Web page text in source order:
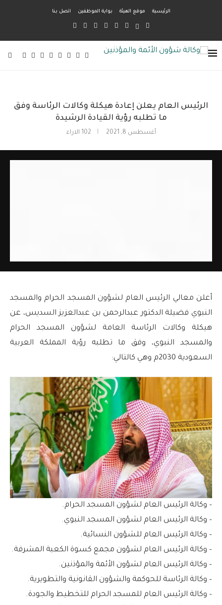
الرئيسية موقع الهيئة بواية الموظفين اتصل بنا
الرئيس العام يعلن إعادة هيكلة وكالات الرئاسة وفق
ما تطلبه رؤية القيادة الرشيدة
أغسطس 8, 2021 102 الاراء
أعلن معالي الرئيس العام لشؤون المسجد الحرام والمسجد
النبوي فضيلة الدكتور عبدالرحمن بن عبدالعزيز السديس، عن
هيكلة وكالات الرئاسة العامة لشؤون المسجد الحرام
والمسجد النبوي، وفق ما تطلبه رؤية المملكة العربية
السعودية 2030م وهي كالتالي:
– وكالة الرئيس العام لشؤون المسجد الحرام.
– وكالة الرئيس العام لشؤون المسجد النبوي.
– وكالة الرئيس العام للشؤون النسائية.
– وكالة الرئيس العام لشؤون مجمع كسوة الكعبة المشرفة.
– وكالة الرئيس العام لشؤون الأئمة والمؤذنين.
– وكالة الرئاسة للحوكمة والشؤون القانونية والتطويرية.
– وكالة الرئيس العام للمسجد الحرام للتخطيط والجودة.